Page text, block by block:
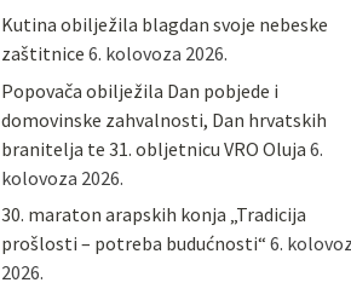
Kutina obilježila blagdan svoje nebeske
zaštitnice 6. kolovoza 2026.
Popovača obilježila Dan pobjede i
domovinske zahvalnosti, Dan hrvatskih
branitelja te 31. obljetnicu VRO Oluja 6.
kolovoza 2026.
30. maraton arapskih konja „Tradicija
prošlosti – potreba budućnosti“ 6.
2026.